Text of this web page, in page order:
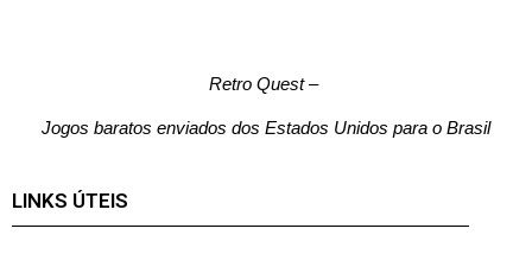
Retro Quest–
Jogos baratos enviados dos Estados Unidos para o Brasil
LINKS ÚTEIS